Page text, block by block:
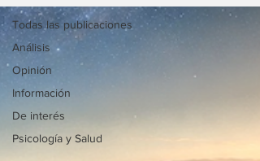
Todas las publicaciones
Análisis
Opinión
Información
De interés
Psicología y Salud